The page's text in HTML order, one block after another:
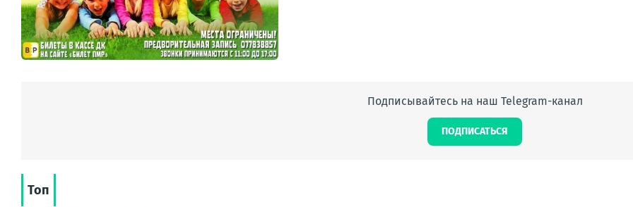
Подписывайтесь на наш Telegram-канал
ПОДПИСАТЬСЯ
Топ